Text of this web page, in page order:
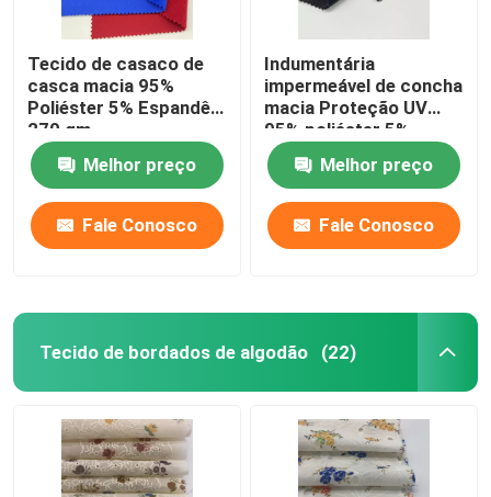
Tecido de casaco de
casca macia 95%
Poliéster 5% Espandêx
270 gm
Melhor preço
Fale Conosco
Indumentária
impermeável de concha
macia Proteção UV
95% poliéster 5%
spandex
Melhor preço
Fale Conosco
Tecido de bordados de algodão (22)